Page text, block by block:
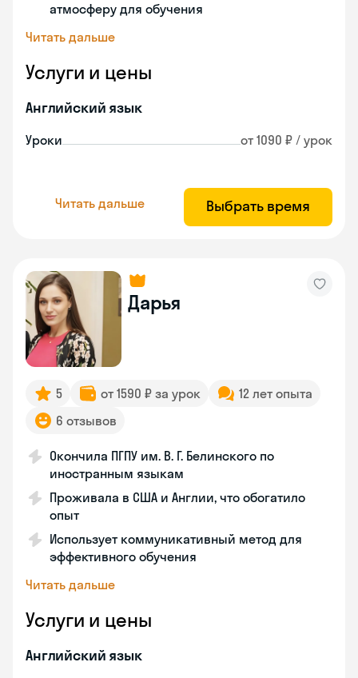
атмосферу для обучения
Читать дальше
Услуги и цены
Английский язык
Уроки от 1090 ₽ / урок
Читать дальше Выбрать время
Дарья
5 от 1590 ₽ за урок
12 лет опыта
6 отзывов
Окончила ПГПУ им. В. Г. Белинского по
иностранным языкам
Проживала в США и Англии, что обогатило
опыт
Использует коммуникативный метод для
эффективного обучения
Читать дальше
Услуги и цены
Английский язык